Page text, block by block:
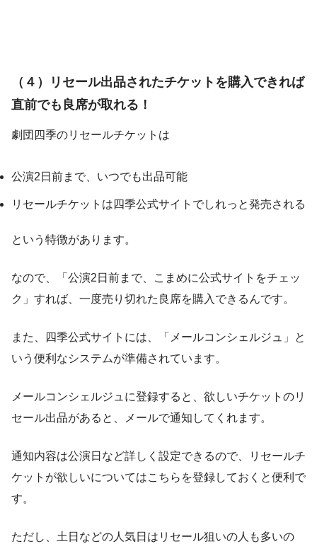
（４）リセール出品されたチケットを購入できれば
直前でも良席が取れる！
劇団四季のリセールチケットは
公演2日前まで、いつでも出品可能
リセールチケットは四季公式サイトでしれっと発売される
という特徴があります。
なので、「公演2日前まで、こまめに公式サイトをチェッ
ク」すれば、一度売り切れた良席を購入できるんです。
また、四季公式サイトには、「メールコンシェルジュ」と
いう便利なシステムが準備されています。
メールコンシェルジュに登録すると、欲しいチケットのリ
セール出品があると、メールで通知してくれます。
通知内容は公演日など詳しく設定できるので、リセールチ
ケットが欲しいについてはこちらを登録しておくと便利で
す。
ただし、土日などの人気日はリセール狙いの人も多いの